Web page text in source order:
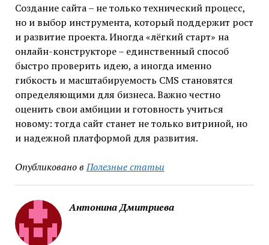
Создание сайта – не только технический процесс,
но и выбор инструмента, который поддержит рост
и развитие проекта. Иногда «лёгкий старт» на
онлайн-конструкторе – единственный способ
быстро проверить идею, а иногда именно
гибкость и масштабируемость CMS становятся
определяющими для бизнеса. Важно честно
оценить свои амбиции и готовность учиться
новому: тогда сайт станет не только витриной, но
и надежной платформой для развития.
Опубликовано в Полезные статьи
Антонина Дмитриева